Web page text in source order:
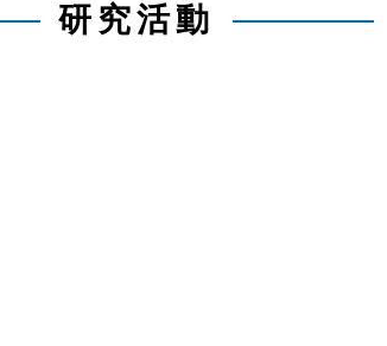
研究活動